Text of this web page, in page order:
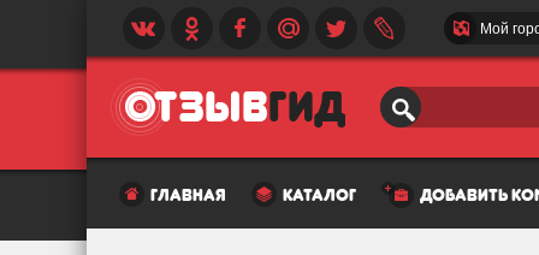
Мой
главная каталог добавить